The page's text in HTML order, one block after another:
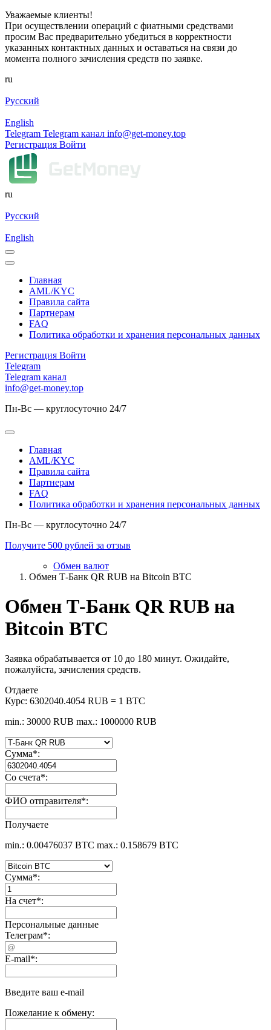
Уважаемые клиенты!
При осуществлении операций с фиатными средствами
просим Вас предварительно убедиться в корректности
указанных контактных данных и оставаться на связи до
момента полного зачисления средств по заявке.
ru
Русский
English
Telegram Telegram канал info@get-money.top
Регистрация Войти
ru
Русский
English
Главная
AML/KYC
Правила сайта
Партнерам
FAQ
Политика обработки и хранения персональных данных
Регистрация Войти
Telegram
Telegram канал
info@get-money.top
Пн-Вс — круглосуточно 24/7
Главная
AML/KYC
Правила сайта
Партнерам
FAQ
Политика обработки и хранения персональных данных
Пн-Вс — круглосуточно 24/7
Получите 500 рублей за отзыв
Обмен валют
Обмен Т-Банк QR RUB на Bitcoin BTC
Обмен Т-Банк QR RUB на
Bitcoin BTC
Заявка обрабатывается от 10 до 180 минут. Ожидайте,
пожалуйста, зачисления средств.
Отдаете
Курс: 6302040.4054 RUB = 1 BTC
min.: 30000 RUB max.: 1000000 RUB
Сумма*:
Со счета*:
ФИО отправителя*:
Получаете
min.: 0.00476037 BTC max.: 0.158679 BTC
Сумма*:
На счет*:
Персональные данные
Телеграм*:
E-mail*:
Введите ваш e-mail
Пожелание к обмену: